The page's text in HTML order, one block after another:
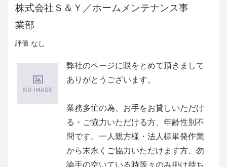
株式会社Ｓ＆Ｙ／ホームメンテナンス事
業部
評価 なし
弊社のページに眼をとめて頂きまして
ありがとうございます。
業務多忙の為、お手をお貸しいただけ
る・ご協力いただける方、年齢性別不
問です。一人親方様・法人様単発作業
から末永くご協力いただけます方、勿
論手の空いている時等々のみ掛け持ち